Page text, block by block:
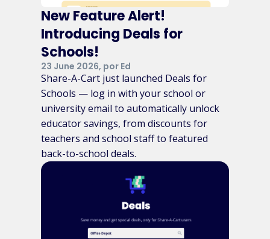
e.l.f.
Cosmetics
Logitech
Athleta
Abercrombie
& Fitch
School Nurse
Supply
Carter's
eMAG
ZOZO
Snapdeal
New Feature Alert!
Introducing Deals for
Schools!
23 June 2026, por Ed
Share-A-Cart just launched Deals for
Schools — log in with your school or
university email to automatically unlock
educator savings, from discounts for
teachers and school staff to featured
back-to-school deals.